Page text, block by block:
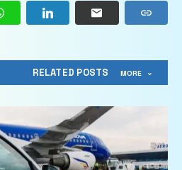
RELATED POSTS MORE